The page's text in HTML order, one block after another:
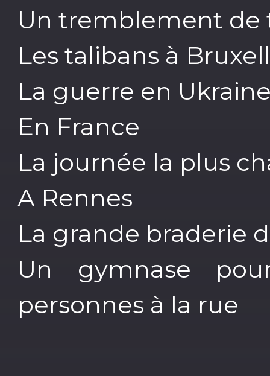
Un tremblement de
Les talibans à
La guerre en
En France
La journée la plus
A Rennes
La grande braderie
Un gymnase
personnes à la rue